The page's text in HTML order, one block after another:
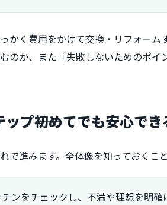
く費用をかけて交換・リフォーム
か、また「失敗しないためのポイ
プ――初めてでも安心で
進みます。全体像を知っておくこ
ンをチェックし、不満や理想を明確